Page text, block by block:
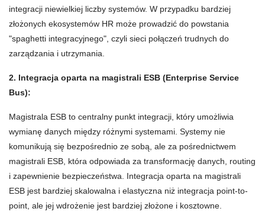
integracji niewielkiej liczby systemów. W przypadku bardziej
złożonych ekosystemów HR może prowadzić do powstania
"spaghetti integracyjnego", czyli sieci połączeń trudnych do
zarządzania i utrzymania.
2. Integracja oparta na magistrali ESB (Enterprise Service
Bus):
Magistrala ESB to centralny punkt integracji, który umożliwia
wymianę danych między różnymi systemami. Systemy nie
komunikują się bezpośrednio ze sobą, ale za pośrednictwem
magistrali ESB, która odpowiada za transformację danych, routing
i zapewnienie bezpieczeństwa. Integracja oparta na magistrali
ESB jest bardziej skalowalna i elastyczna niż integracja point-to-
point, ale jej wdrożenie jest bardziej złożone i kosztowne.